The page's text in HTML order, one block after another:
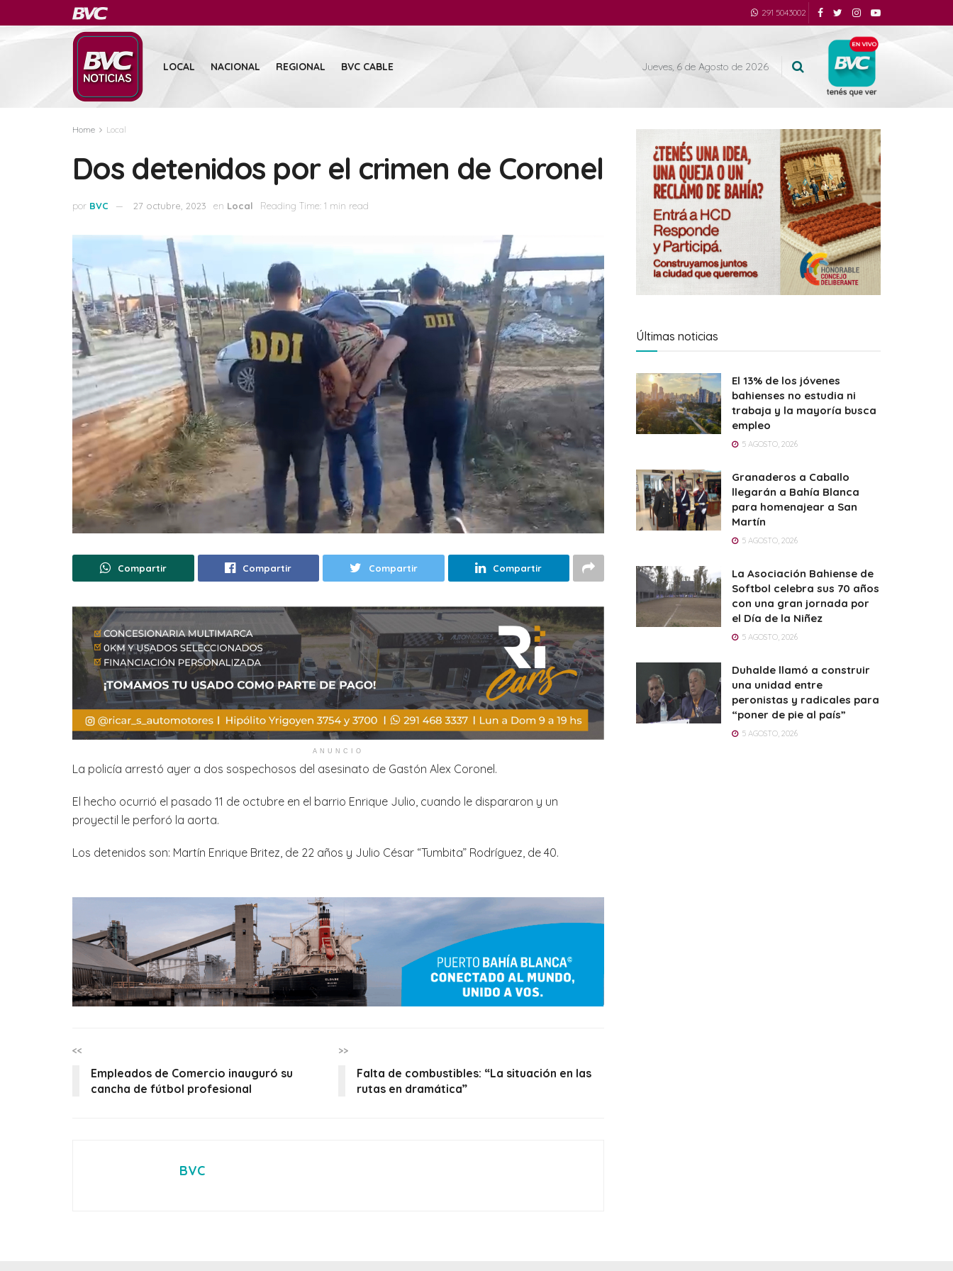
291 5043002
LOCAL NACIONAL REGIONAL BVC CABLE Jueves, 6 de Agosto de 2026
Home Local
Dos detenidos por el crimen de Coronel
por BVC 27 octubre, 2023 en Local Reading Time: 1 min read
Compartir Compartir Compartir Compartir
ANUNCIO
La policía arrestó ayer a dos sospechosos del asesinato de Gastón Alex Coronel.
El hecho ocurrió el pasado 11 de octubre en el barrio Enrique Julio, cuando le dispararon y un
proyectil le perforó la aorta.
Los detenidos son: Martín Enrique Britez, de 22 años y Julio César “Tumbita” Rodríguez, de 40.
<<
Empleados de Comercio inauguró su
cancha de fútbol profesional
>>
Falta de combustibles: “La situación en las
rutas en dramática”
BVC
Últimas noticias
El 13% de los jóvenes
bahienses no estudia ni
trabaja y la mayoría busca
empleo
5 AGOSTO, 2026
Granaderos a Caballo
llegarán a Bahía Blanca
para homenajear a San
Martín
5 AGOSTO, 2026
La Asociación Bahiense de
Softbol celebra sus 70 años
con una gran jornada por
el Día de la Niñez
5 AGOSTO, 2026
Duhalde llamó a construir
una unidad entre
peronistas y radicales para
“poner de pie al país”
5 AGOSTO, 2026